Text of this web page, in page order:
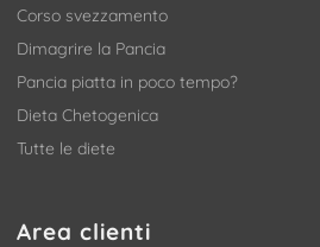
Corso svezzamento
Dimagrire la Pancia
Pancia piatta in poco tempo?
Dieta Chetogenica
Tutte le diete
Area clienti